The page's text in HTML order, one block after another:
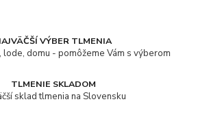
VÝBER TLMENIA
lode, domu - pomôžeme Vám s výberom
TLMENIE SKLADOM
sklad tlmenia na Slovensku